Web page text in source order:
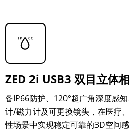
ZED 2i USB3 双目立体
备IP66防护、120°超广角深度感
计/磁力计及可更换镜头，在医疗
性场景中实现稳定可靠的3D空间